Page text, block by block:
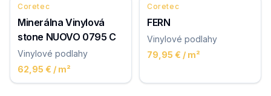
Coretec
Minerálna Vinylová
stone NUOVO 0795 C
Vinylové podlahy
62,95 € / m²
Coretec
FERN
Vinylové podlahy
79,95 € / m²